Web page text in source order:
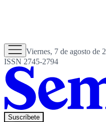
Viernes, 7 de agosto de
ISSN 2745-2794
Suscríbete